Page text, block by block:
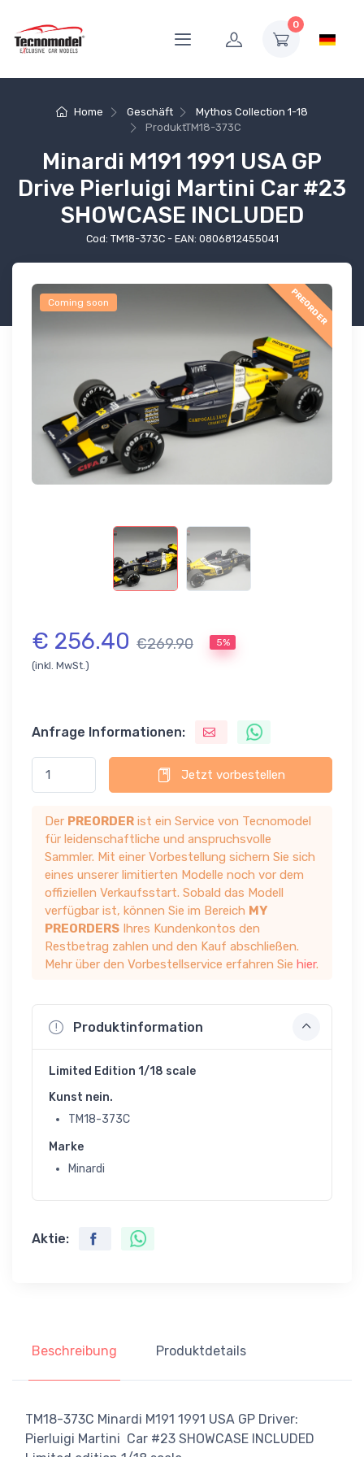
0
Home Geschäft
Mythos Collection 1-18
ProduktTM18-373C
Minardi M191 1991 USA GP
Drive Pierluigi Martini Car #23
SHOWCASE INCLUDED
Cod: TM18-373C - EAN: 0806812455041
Coming soon PREORDER
€ 256.40 €269.90 5%
(inkl. MwSt.)
Anfrage Informationen:
Jetzt vorbestellen
Der PREORDER ist ein Service von Tecnomodel
für leidenschaftliche und anspruchsvolle
Sammler. Mit einer Vorbestellung sichern Sie sich
eines unserer limitierten Modelle noch vor dem
offiziellen Verkaufsstart. Sobald das Modell
verfügbar ist, können Sie im Bereich MY
PREORDERS Ihres Kundenkontos den
Restbetrag zahlen und den Kauf abschließen.
Mehr über den Vorbestellservice erfahren Sie hier.
Produktinformation
Limited Edition 1/18 scale
Kunst nein.
TM18-373C
Marke
Minardi
Aktie:
Beschreibung Produktdetails
TM18-373C Minardi M191 1991 USA GP Driver:
Pierluigi Martini Car #23 SHOWCASE INCLUDED